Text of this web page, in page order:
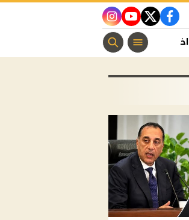
facebook
twitter
youtube
instagram
اخبار الفن منوعات مسيحية